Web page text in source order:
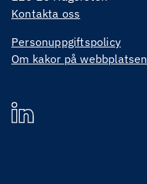
Kontakta oss
Personuppgiftspolicy
Om kakor på webbplatsen